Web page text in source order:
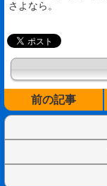
さよなら。
前の記事